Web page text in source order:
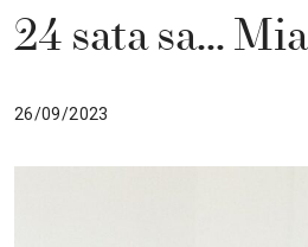
24 sata sa…
26/09/2023